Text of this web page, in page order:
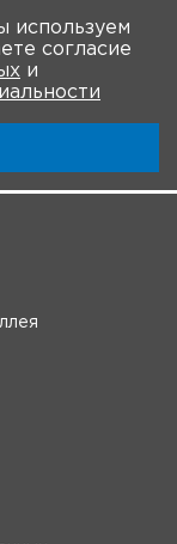
используем
согласие
и